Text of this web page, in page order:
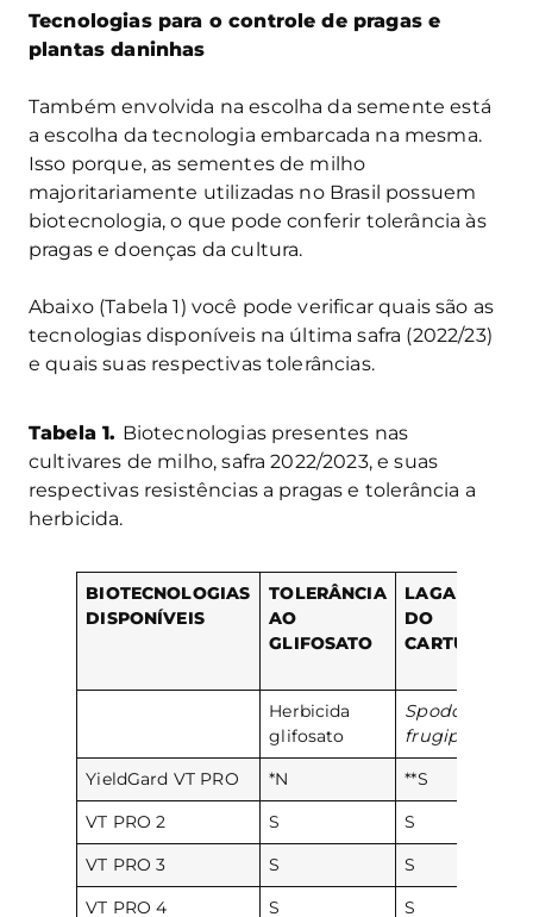
Tecnologias para o controle de pragas e
plantas daninhas
Também envolvida na escolha da semente está
a escolha da tecnologia embarcada na mesma.
Isso porque, as sementes de milho
majoritariamente utilizadas no Brasil possuem
biotecnologia, o que pode conferir tolerância às
pragas e doenças da cultura.
Abaixo (Tabela 1) você pode verificar quais são as
tecnologias disponíveis na última safra (2022/23)
e quais suas respectivas tolerâncias.
Tabela 1. Biotecnologias presentes nas
cultivares de milho, safra 2022/2023, e suas
respectivas resistências a pragas e tolerância a
herbicida.
BIOTECNOLOGIAS
DISPONÍVEIS
TOLERÂNCIA
AO
GLIFOSATO
LAGARTA
DO
CARTUCHO
Herbicida
glifosato
Spodoptera
frugiperda
YieldGard VT PRO
*N **S
VT PRO 2
S S
VT PRO 3
S S
VT PRO 4
S S